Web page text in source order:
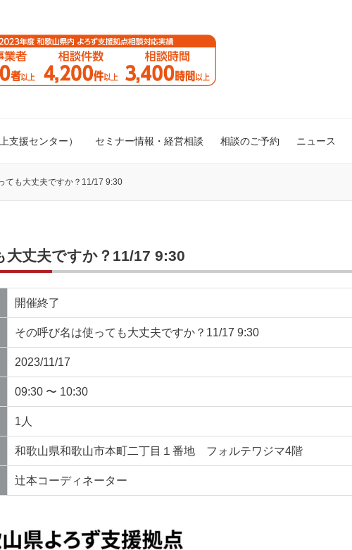
支援センター） セミナー情報・経営相談 相談のご予約 ニュース
ても大丈夫ですか？11/17 9:30
丈夫ですか？11/17 9:30
開催終了
その呼び名は使っても大丈夫ですか？11/17 9:30
2023/11/17
09:30 〜 10:30
1人
和歌山県和歌山市本町二丁目１番地 フォルテワジマ4階
辻本コーディネーター